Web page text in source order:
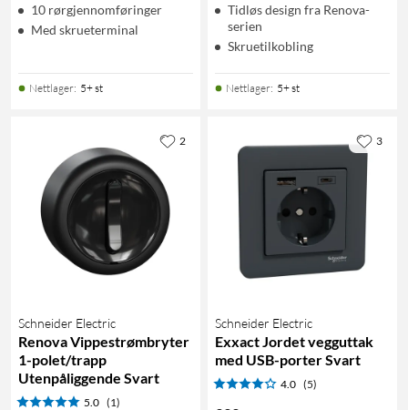
10 rørgjennomføringer
Med skrueterminal
Nettlager: 5+ st
Tidløs design fra Renova-
serien
Skruetilkobling
Nettlager: 5+ st
Schneider Electric
Renova Vippestrømbryter
1-polet/trapp
Utenpåliggende Svart
5.0 (1)
2
Schneider Electric
Exxact Jordet vegguttak
med USB-porter Svart
4.0 (5)
3